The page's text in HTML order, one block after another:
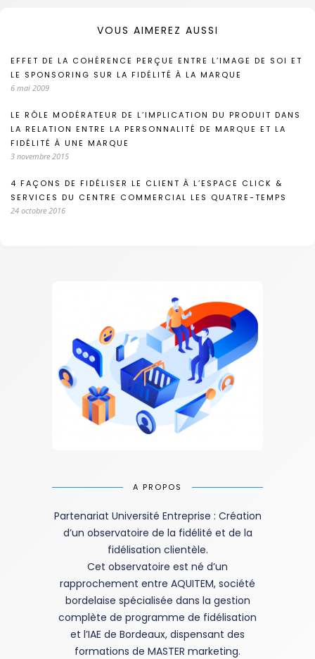
VOUS AIMEREZ AUSSI
EFFET DE LA COHÉRENCE PERÇUE ENTRE L’IMAGE DE SOI ET
LE SPONSORING SUR LA FIDÉLITÉ À LA MARQUE
6 mai 2009
LE RÔLE MODÉRATEUR DE L’IMPLICATION DU PRODUIT DANS
LA RELATION ENTRE LA PERSONNALITÉ DE MARQUE ET LA
FIDÉLITÉ À UNE MARQUE
3 novembre 2015
4 FAÇONS DE FIDÉLISER LE CLIENT À L’ESPACE CLICK &
SERVICES DU CENTRE COMMERCIAL LES QUATRE-TEMPS
24 octobre 2016
A PROPOS
Partenariat Université Entreprise : Création
d’un observatoire de la fidélité et de la
fidélisation clientèle.
Cet observatoire est né d’un
rapprochement entre AQUITEM, société
bordelaise spécialisée dans la gestion
complète de programme de fidélisation
et l’IAE de Bordeaux, dispensant des
formations de MASTER marketing.